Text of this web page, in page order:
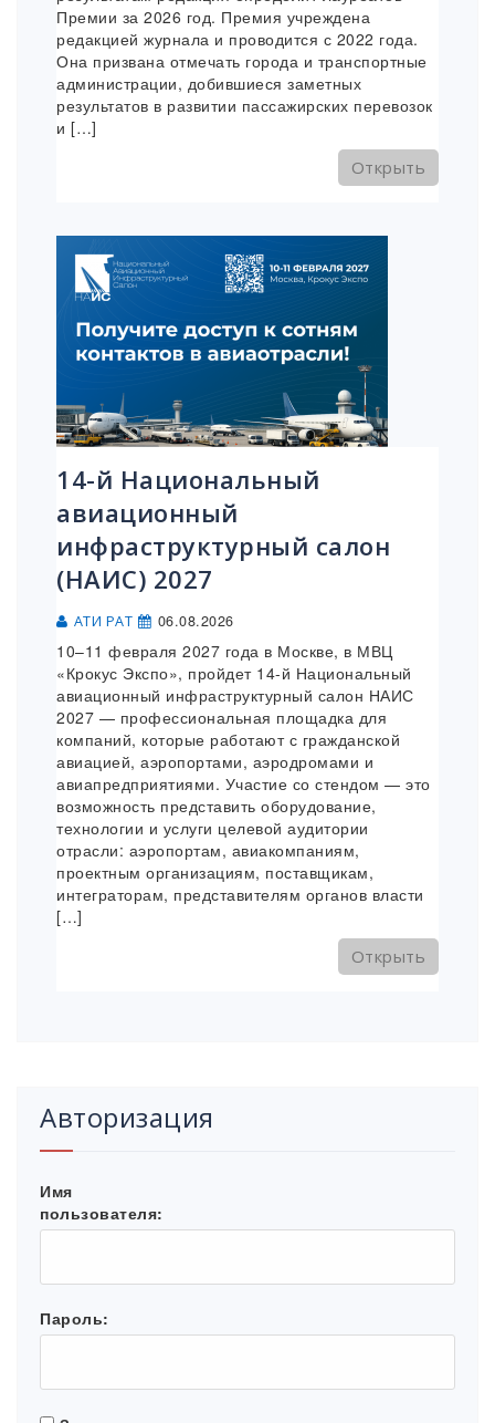
Премии за 2026 год. Премия учреждена
редакцией журнала и проводится с 2022 года.
Она призвана отмечать города и транспортные
администрации, добившиеся заметных
результатов в развитии пассажирских перевозок
и […]
Открыть
14-й Национальный
авиационный
инфраструктурный салон
(НАИС) 2027
АТИ РАТ 06.08.2026
10–11 февраля 2027 года в Москве, в МВЦ
«Крокус Экспо», пройдет 14-й Национальный
авиационный инфраструктурный салон НАИС
2027 — профессиональная площадка для
компаний, которые работают с гражданской
авиацией, аэропортами, аэродромами и
авиапредприятиями. Участие со стендом — это
возможность представить оборудование,
технологии и услуги целевой аудитории
отрасли: аэропортам, авиакомпаниям,
проектным организациям, поставщикам,
интеграторам, представителям органов власти
[…]
Открыть
Авторизация
Имя
пользователя:
Пароль: